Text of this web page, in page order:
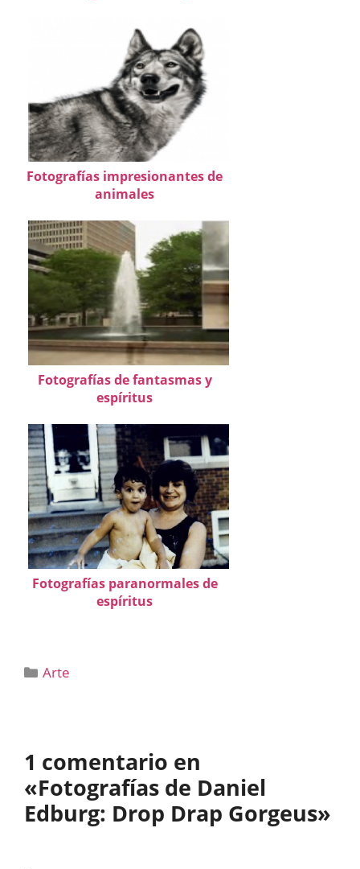
Fotografías impresionantes de
animales
Fotografías de fantasmas y
espíritus
Fotografías paranormales de
espíritus
Categorías
Arte
1 comentario en
«Fotografías de Daniel
Edburg: Drop Drap Gorgeus»